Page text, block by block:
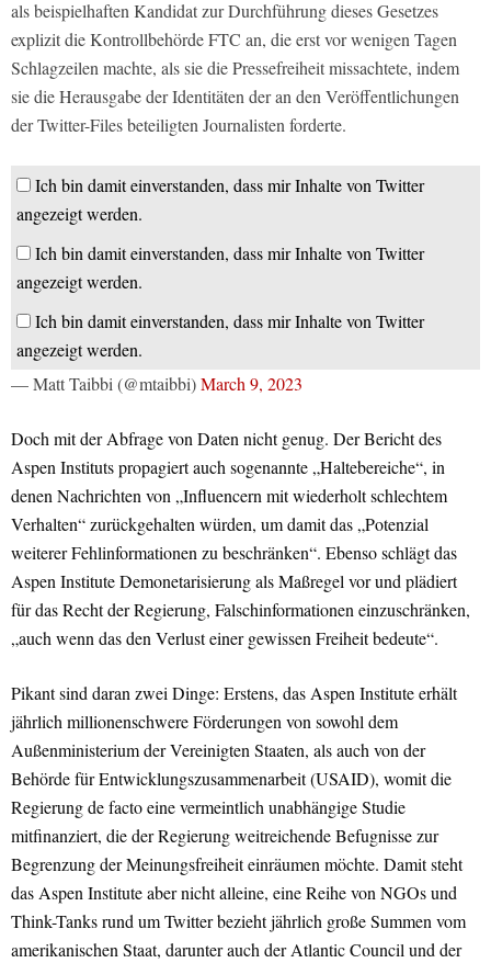
als beispielhaften Kandidat zur Durchführung dieses Gesetzes
explizit die Kontrollbehörde FTC an, die erst vor wenigen Tagen
Schlagzeilen machte, als sie die Pressefreiheit missachtete, indem
sie die Herausgabe der Identitäten der an den Veröffentlichungen
der Twitter-Files beteiligten Journalisten forderte.
Ich bin damit einverstanden, dass mir Inhalte von Twitter
angezeigt werden.
Ich bin damit einverstanden, dass mir Inhalte von Twitter
angezeigt werden.
Ich bin damit einverstanden, dass mir Inhalte von Twitter
angezeigt werden.
— Matt Taibbi (@mtaibbi)March 9, 2023
Doch mit der Abfrage von Daten nicht genug. Der Bericht des
Aspen Instituts propagiert auch sogenannte „Haltebereiche“, in
denen Nachrichten von „Influencern mit wiederholt schlechtem
Verhalten“ zurückgehalten würden, um damit das „Potenzial
weiterer Fehlinformationen zu beschränken“. Ebenso schlägt das
Aspen Institute Demonetarisierung als Maßregel vor und plädiert
für das Recht der Regierung, Falschinformationen einzuschränken,
„auch wenn das den Verlust einer gewissen Freiheit bedeute“.
Pikant sind daran zwei Dinge: Erstens, das Aspen Institute erhält
jährlich millionenschwere Förderungen von sowohl dem
Außenministerium der Vereinigten Staaten, als auch von der
Behörde für Entwicklungszusammenarbeit (USAID), womit die
Regierung de facto eine vermeintlich unabhängige Studie
mitfinanziert, die der Regierung weitreichende Befugnisse zur
Begrenzung der Meinungsfreiheit einräumen möchte. Damit steht
das Aspen Institute aber nicht alleine, eine Reihe von NGOs und
Think-Tanks rund um Twitter bezieht jährlich große Summen vom
amerikanischen Staat, darunter auch der Atlantic Council und der